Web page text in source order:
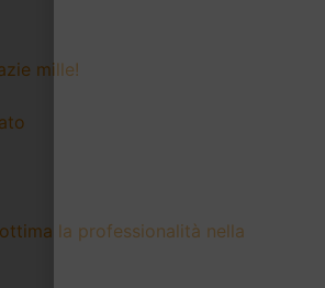
mille!
la professionalità nella